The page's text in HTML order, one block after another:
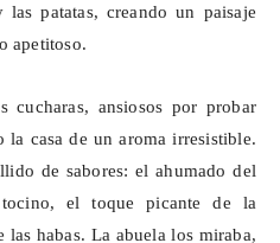
las patatas, creando un paisaje
apetitoso.
cucharas, ansiosos por probar
la casa de un aroma irresistible.
de sabores: el ahumado del
el toque picante de la
habas. La abuela los miraba,